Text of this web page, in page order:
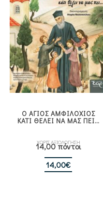
Ο ΑΓΙΟΣ ΑΜΦΙΛΟΧΙΟΣ
ΚΑΤΙ ΘΕΛΕΙ ΝΑ ΜΑΣ ΠΕΙ…
ΧΩΡΙΣ ΑΞΙΟΛΟΓΗΣΗ
14,00 πόντοι
14,00€